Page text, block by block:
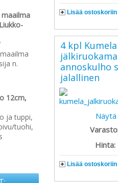
Lisää ostoskoriin
4 kpl Kumela
annoskulho
jalallinen
Hinta:
Lisää ostoskoriin
n.
12cm,
ja tuppi,
tuohi,